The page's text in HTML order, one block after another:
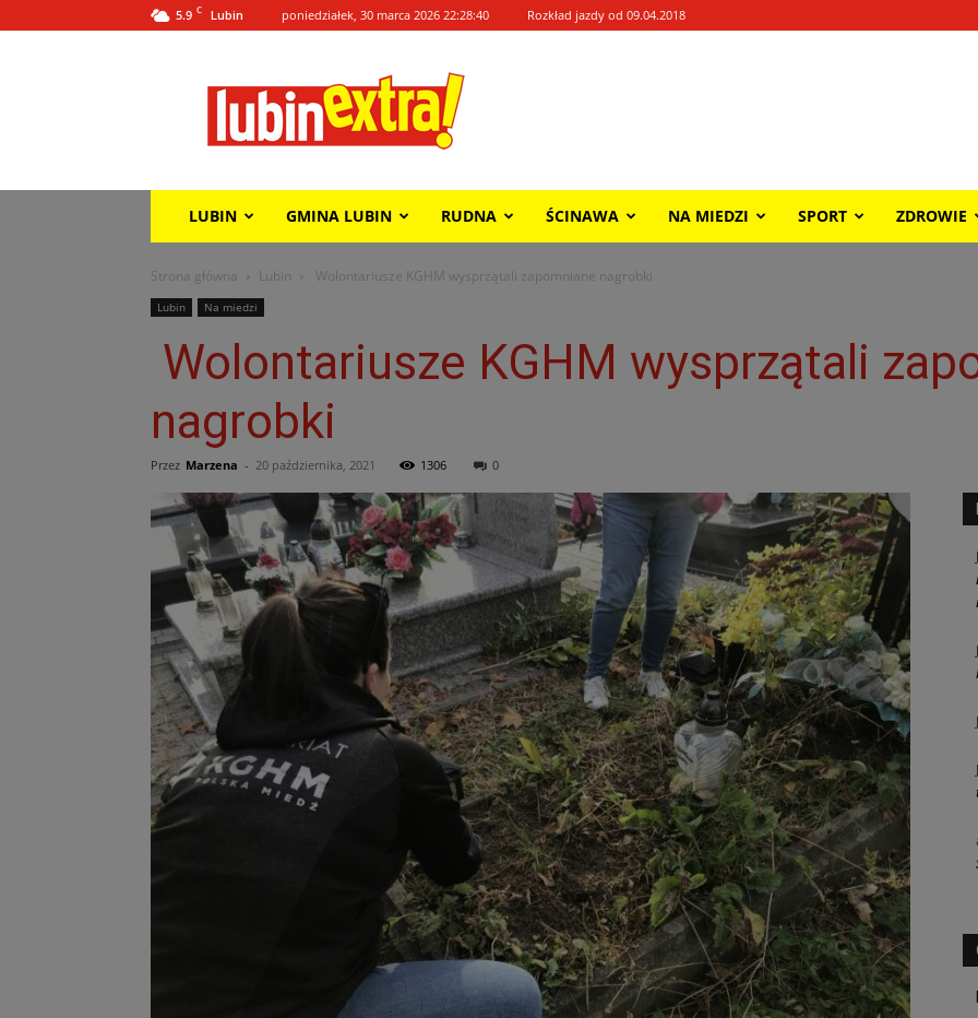
5.9 C Lubin poniedziałek, 30 marca 2026 22:28:40 Rozkład jazdy od 09.04.2018
Extra!
LUBIN GMINA LUBIN RUDNA ŚCINAWA NA MIEDZI SPORT ZDROWIE
Strona główna Lubin Wolontariusze KGHM wysprzątali zapomniane nagrobki
Lubin Na miedzi
Wolontariusze KGHM wysprzątali
nagrobki
Przez Marzena - 20 października, 2021 1306 0